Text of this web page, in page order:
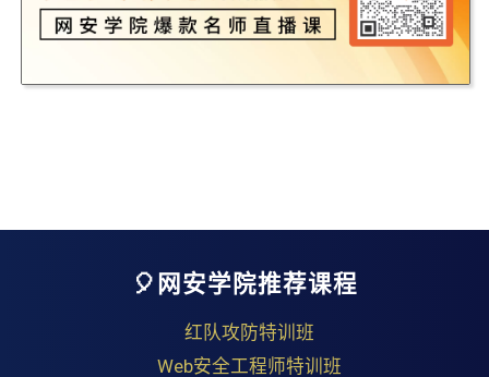
🎈网安学院推荐课程
红队攻防特训班
Web安全工程师特训班